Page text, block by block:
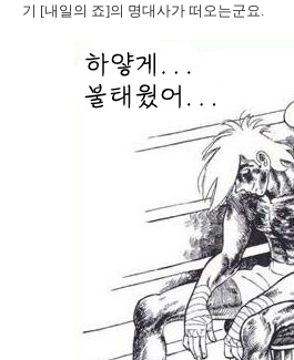
기 [내일의 죠]의 명대사가 떠오는군요.